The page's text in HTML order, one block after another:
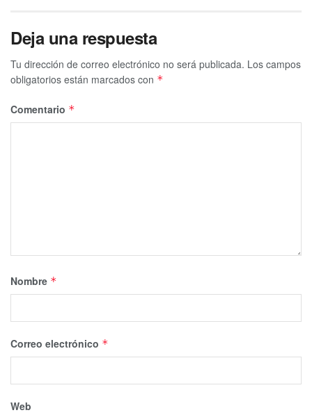
Deja una respuesta
Tu dirección de correo electrónico no será publicada. Los campos
obligatorios están marcados con *
Comentario *
Nombre *
Correo electrónico *
Web